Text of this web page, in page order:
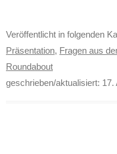
Veröffentlicht in folgenden
Präsentation, Fragen aus
Roundabout
geschrieben/aktualisiert: 17.